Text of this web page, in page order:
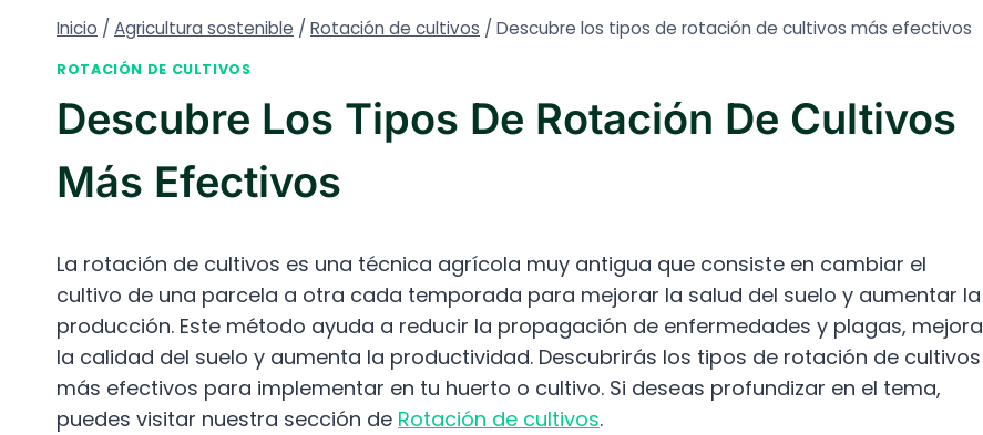
Inicio / Agricultura sostenible / Rotación de cultivos / Descubre los tipos de rotación de cultivos más efectivos
ROTACIÓN DE CULTIVOS
Descubre Los Tipos De Rotación De Cultivos
Más Efectivos
La rotación de cultivos es una técnica agrícola muy antigua que consiste en cambiar el
cultivo de una parcela a otra cada temporada para mejorar la salud del suelo y aumentar la
producción. Este método ayuda a reducir la propagación de enfermedades y plagas, mejora
la calidad del suelo y aumenta la productividad. Descubrirás los tipos de rotación de cultivos
más efectivos para implementar en tu huerto o cultivo. Si deseas profundizar en el tema,
puedes visitar nuestra sección de Rotación de cultivos.